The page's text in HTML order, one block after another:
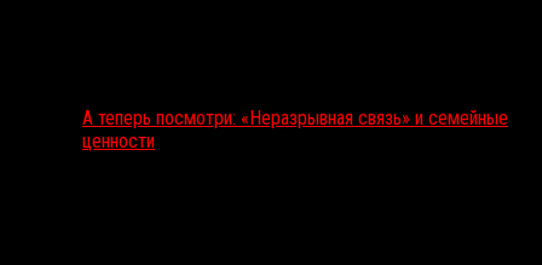
А теперь посмотри: «Неразрывная связь» и семейные
ценности